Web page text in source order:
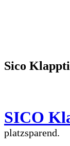
Sico
SICO
platzsparend.